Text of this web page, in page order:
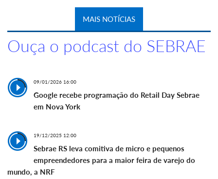
MAIS NOTÍCIAS
Ouça o podcast do SEBRAE
09/01/2026 16:00
Google recebe programação do Retail Day Sebrae
em Nova York
19/12/2025 12:00
Sebrae RS leva comitiva de micro e pequenos
empreendedores para a maior feira de varejo do
mundo, a NRF